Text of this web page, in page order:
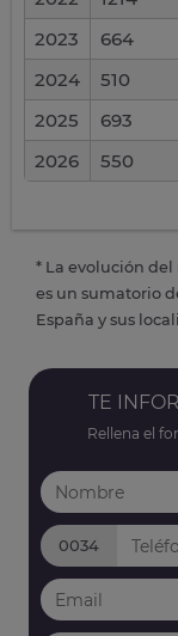
2023
664
2024
510
2025
693
2026
550
* La evolución
es un sumatorio
España y sus
TE
Rellena el
0034